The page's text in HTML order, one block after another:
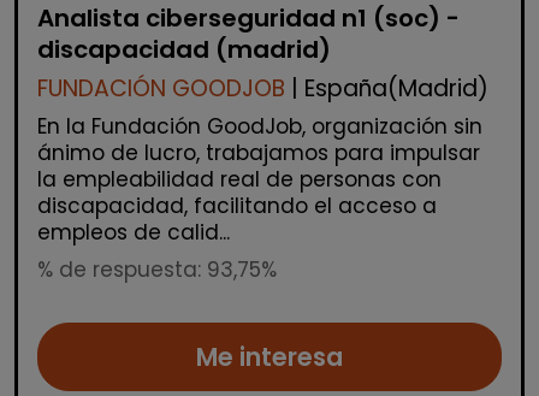
Analista ciberseguridad n1 (soc) -
discapacidad (madrid)
FUNDACIÓN GOODJOB | España(Madrid)
En la Fundación GoodJob, organización sin
ánimo de lucro, trabajamos para impulsar
la empleabilidad real de personas con
discapacidad, facilitando el acceso a
empleos de calid...
% de respuesta: 93,75%
Me interesa